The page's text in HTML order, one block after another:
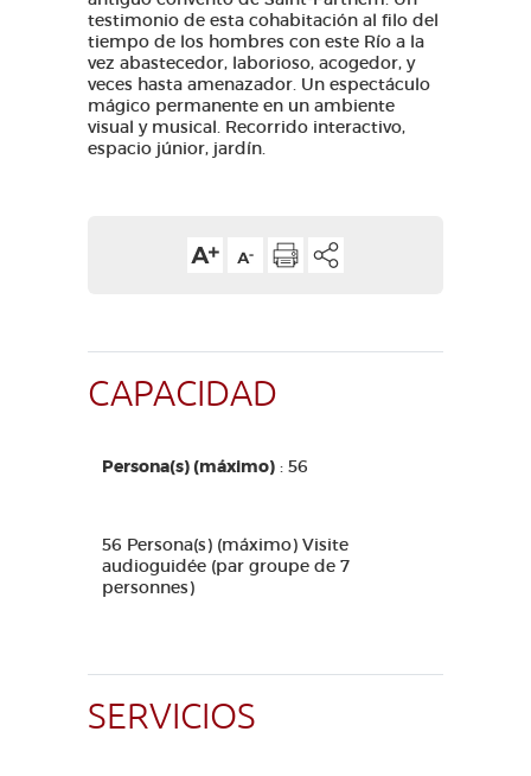
testimonio de esta cohabitación al filo del
tiempo de los hombres con este Río a la
vez abastecedor, laborioso, acogedor, y
veces hasta amenazador. Un espectáculo
mágico permanente en un ambiente
visual y musical. Recorrido interactivo,
espacio júnior, jardín.
CAPACIDAD
Persona(s) (máximo) : 56
56 Persona(s) (máximo) Visite
audioguidée (par groupe de 7
personnes)
SERVICIOS